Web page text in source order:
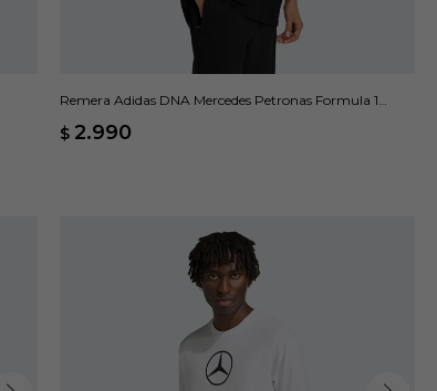
Remera Adidas DNA Mercedes Petronas Formula 1
$ 2.990